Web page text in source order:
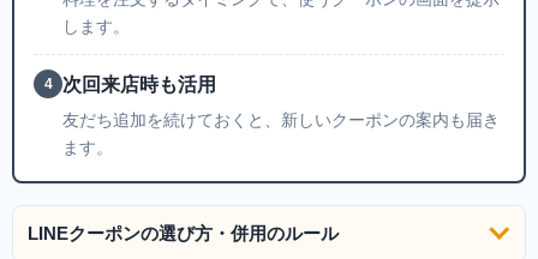
します。
4 次回来店時も活用
友だち追加を続けておくと、新しいクーポンの案内も届き
ます。
LINEクーポンの選び方・併用のルール